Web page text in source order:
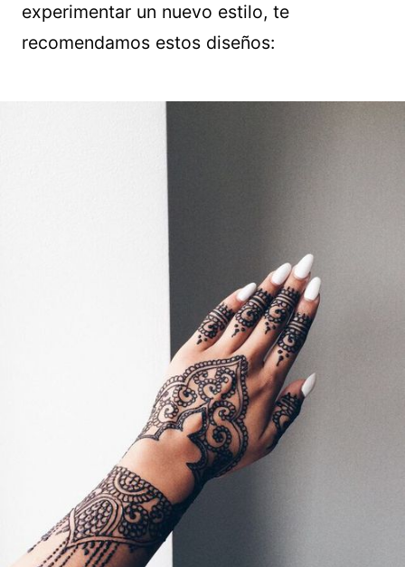
experimentar un nuevo estilo, te
recomendamos estos diseños: